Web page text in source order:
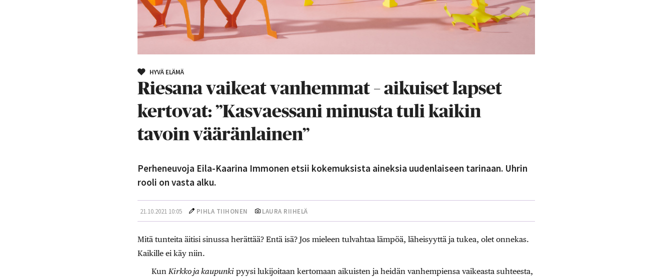
HYVÄ ELÄMÄ
Riesana vaikeat vanhemmat – aikuiset lapset
kertovat: ”Kasvaessani minusta tuli kaikin
tavoin vääränlainen”
Perheneuvoja Eila-Kaarina Immonen etsii kokemuksista aineksia uudenlaiseen tarinaan. Uhrin
rooli on vasta alku.
21.10.2021 10:05 PIHLA TIIHONEN LAURA RIIHELÄ
Mitä tunteita äitisi sinussa herättää? Entä isä? Jos mieleen tulvahtaa lämpöä, läheisyyttä ja tukea, olet onnekas.
Kaikille ei käy niin.
Kun Kirkko ja kaupunkipyysi lukijoitaan kertomaan aikuisten ja heidän vanhempiensa vaikeasta suhteesta,